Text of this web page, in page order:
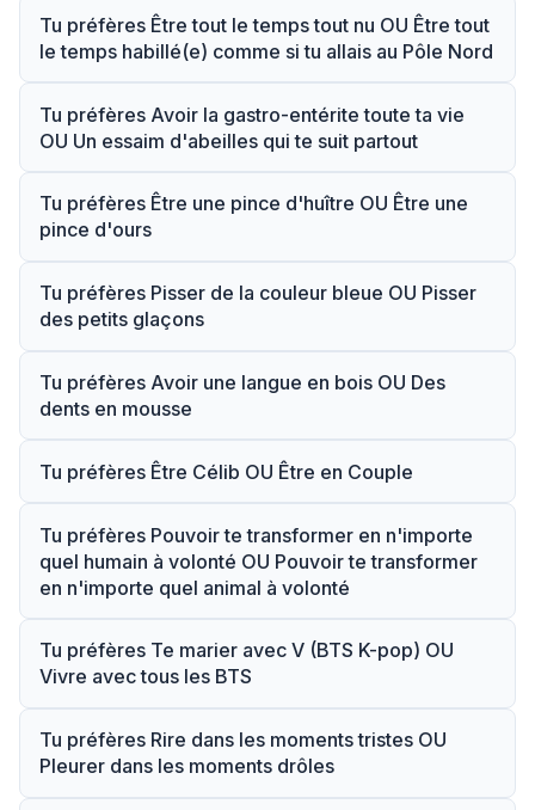
Tu préfères Être tout le temps tout nu OU Être tout
le temps habillé(e) comme si tu allais au Pôle Nord
Tu préfères Avoir la gastro-entérite toute ta vie
OU Un essaim d'abeilles qui te suit partout
Tu préfères Être une pince d'huître OU Être une
pince d'ours
Tu préfères Pisser de la couleur bleue OU Pisser
des petits glaçons
Tu préfères Avoir une langue en bois OU Des
dents en mousse
Tu préfères Être Célib OU Être en Couple
Tu préfères Pouvoir te transformer en n'importe
quel humain à volonté OU Pouvoir te transformer
en n'importe quel animal à volonté
Tu préfères Te marier avec V (BTS K-pop) OU
Vivre avec tous les BTS
Tu préfères Rire dans les moments tristes OU
Pleurer dans les moments drôles